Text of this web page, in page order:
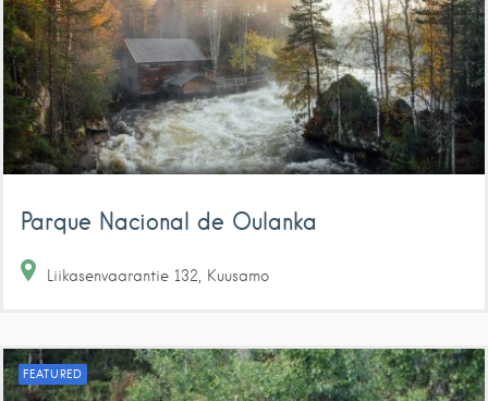
Parque Nacional de Oulanka
Liikasenvaarantie 132 Kuusamo
FEATURED